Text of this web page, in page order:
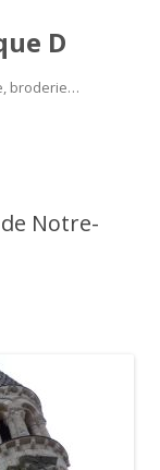
D
broderie…
Notre-